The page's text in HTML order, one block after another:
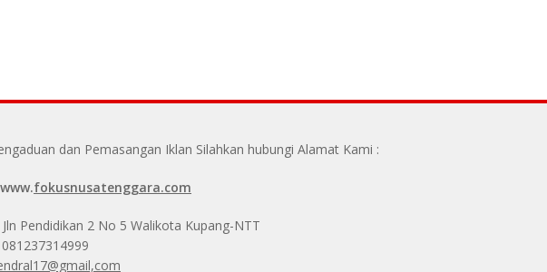
dan Pemasangan Iklan Silahkan hubungi Alamat Kami :
www.fokusnusatenggara.com
Pendidikan 2 No 5 Walikota Kupang-NTT